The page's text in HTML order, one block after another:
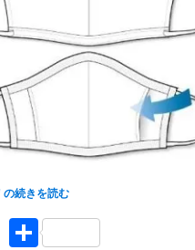
の続きを読む
Facebook
共有